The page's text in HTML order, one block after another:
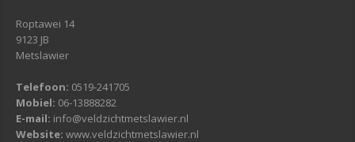
Roptawei 14
9123 JB
Metslawier
Telefoon: 0519-241705
Mobiel: 06-13888282
E-mail: info@veldzichtmetslawier.nl
Website: www.veldzichtmetslawier.nl